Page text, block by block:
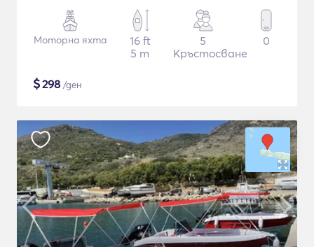
Моторна яхта
16 ft
5 m
5
Кръстосване
0
$298 /ден